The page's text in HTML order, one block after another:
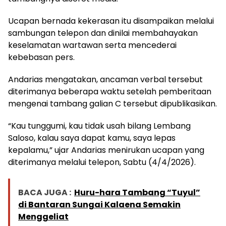
Ucapan bernada kekerasan itu disampaikan melalui
sambungan telepon dan dinilai membahayakan
keselamatan wartawan serta mencederai
kebebasan pers.
Andarias mengatakan, ancaman verbal tersebut
diterimanya beberapa waktu setelah pemberitaan
mengenai tambang galian C tersebut dipublikasikan.
“Kau tunggumi, kau tidak usah bilang Lembang
Saloso, kalau saya dapat kamu, saya lepas
kepalamu,” ujar Andarias menirukan ucapan yang
diterimanya melalui telepon, Sabtu (4/4/2026).
BACA JUGA : Huru-hara Tambang “Tuyul”
di Bantaran Sungai Kalaena Semakin
Menggeliat